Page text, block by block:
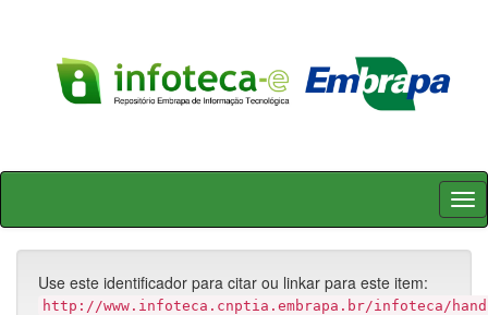
Skip
Use este identificador para citar ou linkar para este item:
http://www.infoteca.cnptia.embrapa.br/infoteca/